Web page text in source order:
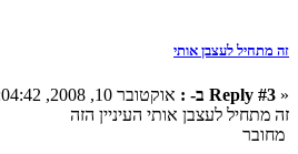
זה מתחיל לעצבן אותי
« Reply #3 ב- :
אוקטובר 10, 2008, 03:04:42 AM »
זה מתחיל לעצבן אותי העיניין הזה
מחובר